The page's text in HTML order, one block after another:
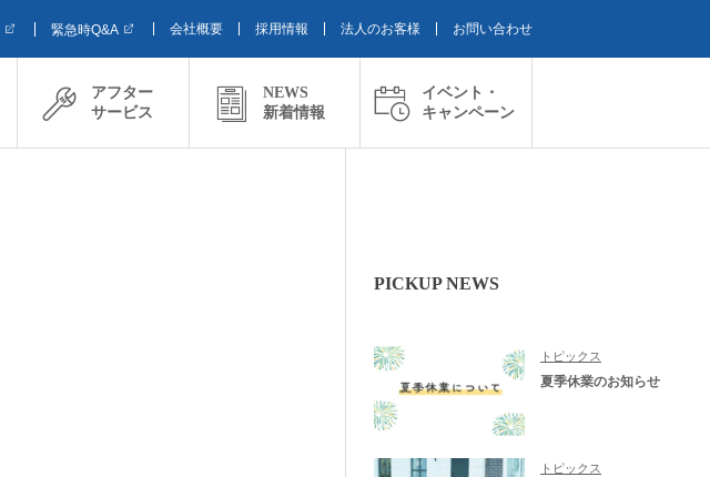
緊急時Q&A 会社概要 採用情報 法人のお客様 お問い合わせ
アフター
サービス
NEWS
新着情報
イベント・
キャンペーン
PICKUP NEWS
トピックス
夏季休業のお知らせ
トピックス